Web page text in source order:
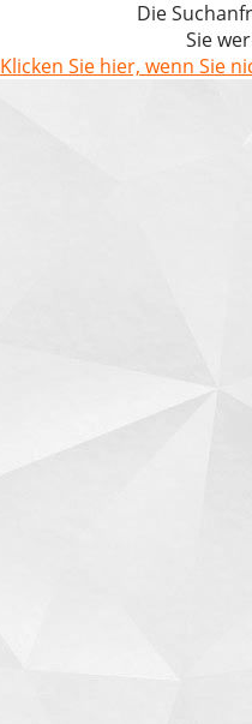
Die
Sie
Klicken Sie hier, wenn Sie